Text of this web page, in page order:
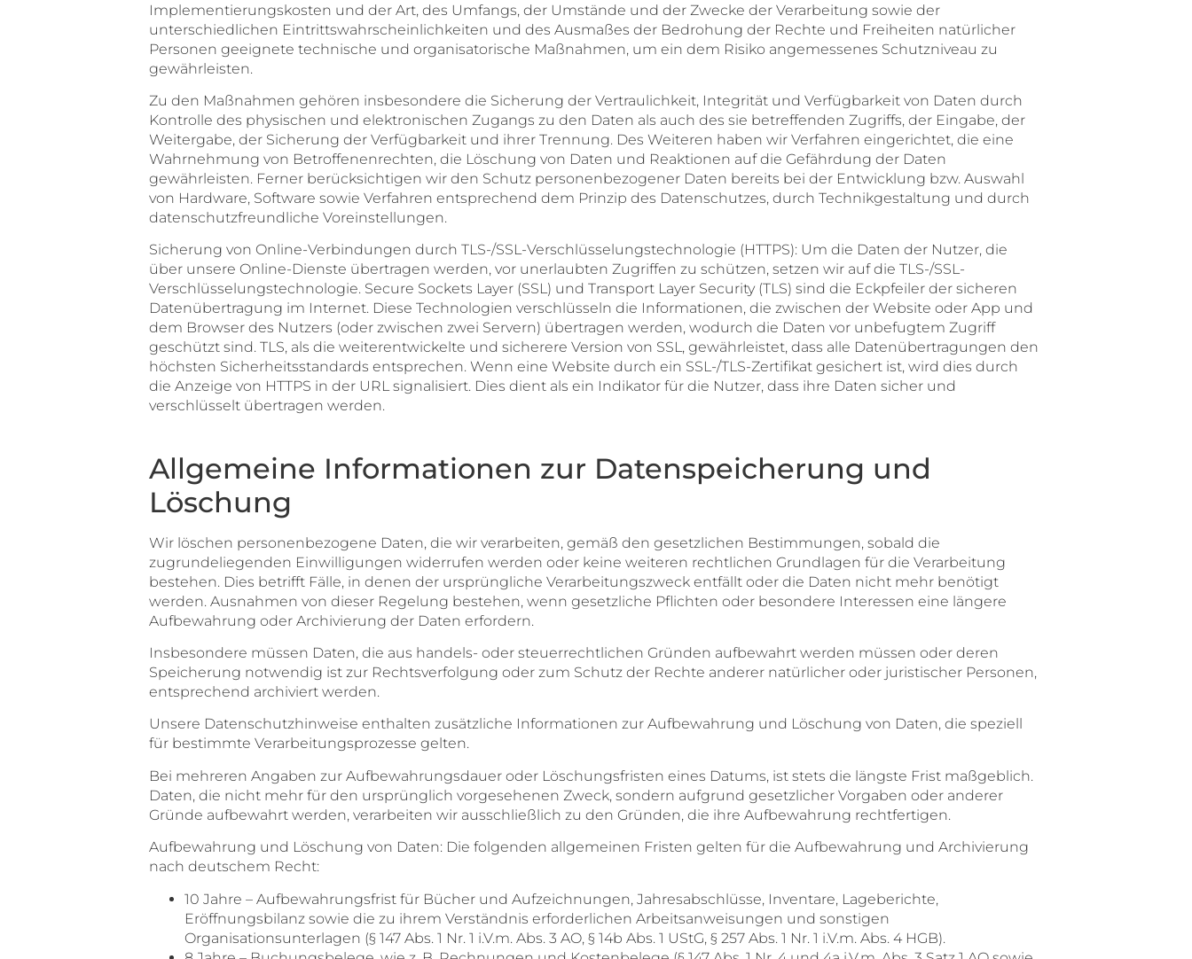
Implementierungskosten und der Art, des Umfangs, der Umstände und der Zwecke der Verarbeitung sowie der
unterschiedlichen Eintrittswahrscheinlichkeiten und des Ausmaßes der Bedrohung der Rechte und Freiheiten natürlicher
Personen geeignete technische und organisatorische Maßnahmen, um ein dem Risiko angemessenes Schutzniveau zu
gewährleisten.
Zu den Maßnahmen gehören insbesondere die Sicherung der Vertraulichkeit, Integrität und Verfügbarkeit von Daten durch
Kontrolle des physischen und elektronischen Zugangs zu den Daten als auch des sie betreffenden Zugriffs, der Eingabe, der
Weitergabe, der Sicherung der Verfügbarkeit und ihrer Trennung. Des Weiteren haben wir Verfahren eingerichtet, die eine
Wahrnehmung von Betroffenenrechten, die Löschung von Daten und Reaktionen auf die Gefährdung der Daten
gewährleisten. Ferner berücksichtigen wir den Schutz personenbezogener Daten bereits bei der Entwicklung bzw. Auswahl
von Hardware, Software sowie Verfahren entsprechend dem Prinzip des Datenschutzes, durch Technikgestaltung und durch
datenschutzfreundliche Voreinstellungen.
Sicherung von Online-Verbindungen durch TLS-/SSL-Verschlüsselungstechnologie (HTTPS): Um die Daten der Nutzer, die
über unsere Online-Dienste übertragen werden, vor unerlaubten Zugriffen zu schützen, setzen wir auf die TLS-/SSL-
Verschlüsselungstechnologie. Secure Sockets Layer (SSL) und Transport Layer Security (TLS) sind die Eckpfeiler der sicheren
Datenübertragung im Internet. Diese Technologien verschlüsseln die Informationen, die zwischen der Website oder App und
dem Browser des Nutzers (oder zwischen zwei Servern) übertragen werden, wodurch die Daten vor unbefugtem Zugriff
geschützt sind. TLS, als die weiterentwickelte und sicherere Version von SSL, gewährleistet, dass alle Datenübertragungen den
höchsten Sicherheitsstandards entsprechen. Wenn eine Website durch ein SSL-/TLS-Zertifikat gesichert ist, wird dies durch
die Anzeige von HTTPS in der URL signalisiert. Dies dient als ein Indikator für die Nutzer, dass ihre Daten sicher und
verschlüsselt übertragen werden.
Allgemeine Informationen zur Datenspeicherung und
Löschung
Wir löschen personenbezogene Daten, die wir verarbeiten, gemäß den gesetzlichen Bestimmungen, sobald die
zugrundeliegenden Einwilligungen widerrufen werden oder keine weiteren rechtlichen Grundlagen für die Verarbeitung
bestehen. Dies betrifft Fälle, in denen der ursprüngliche Verarbeitungszweck entfällt oder die Daten nicht mehr benötigt
werden. Ausnahmen von dieser Regelung bestehen, wenn gesetzliche Pflichten oder besondere Interessen eine längere
Aufbewahrung oder Archivierung der Daten erfordern.
Insbesondere müssen Daten, die aus handels- oder steuerrechtlichen Gründen aufbewahrt werden müssen oder deren
Speicherung notwendig ist zur Rechtsverfolgung oder zum Schutz der Rechte anderer natürlicher oder juristischer Personen,
entsprechend archiviert werden.
Unsere Datenschutzhinweise enthalten zusätzliche Informationen zur Aufbewahrung und Löschung von Daten, die speziell
für bestimmte Verarbeitungsprozesse gelten.
Bei mehreren Angaben zur Aufbewahrungsdauer oder Löschungsfristen eines Datums, ist stets die längste Frist maßgeblich.
Daten, die nicht mehr für den ursprünglich vorgesehenen Zweck, sondern aufgrund gesetzlicher Vorgaben oder anderer
Gründe aufbewahrt werden, verarbeiten wir ausschließlich zu den Gründen, die ihre Aufbewahrung rechtfertigen.
Aufbewahrung und Löschung von Daten: Die folgenden allgemeinen Fristen gelten für die Aufbewahrung und Archivierung
nach deutschem Recht:
10 Jahre – Aufbewahrungsfrist für Bücher und Aufzeichnungen, Jahresabschlüsse, Inventare, Lageberichte,
Eröffnungsbilanz sowie die zu ihrem Verständnis erforderlichen Arbeitsanweisungen und sonstigen
Organisationsunterlagen (§ 147 Abs. 1 Nr. 1 i.V.m. Abs. 3 AO, § 14b Abs. 1 UStG, § 257 Abs. 1 Nr. 1 i.V.m. Abs. 4 HGB).